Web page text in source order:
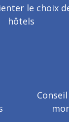
le choix
hôtels